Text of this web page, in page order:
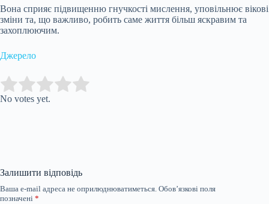
Вона сприяє підвищенню гнучкості мислення, уповільнює вікові
зміни та, що важливо, робить саме життя більш яскравим та
захоплюючим.
Джерело
Rate this item:
No votes yet.
Залишити відповідь
Ваша e-mail адреса не оприлюднюватиметься. Обов’язкові поля
позначені *